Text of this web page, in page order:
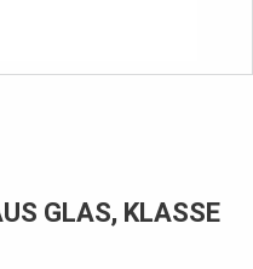
GLAS, KLASSE